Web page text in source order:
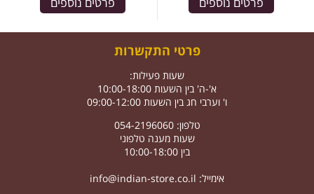
פרטי התקשרות
שעות פעילות:
א'-ה' בין השעות 10:00-18:00
ו' וערבי חג בין השעות 09:00-12:00
טלפון: 054-2196060
שעות מענה טלפוני
בין 10:00-18:00
אימייל: info@indian-store.co.il